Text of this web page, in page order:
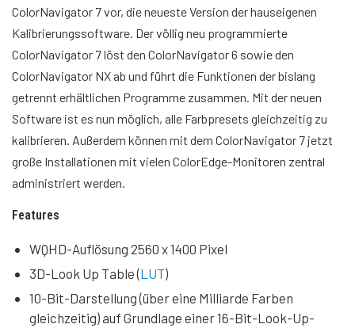
ColorNavigator 7 vor, die neueste Version der hauseigenen
Kalibrierungssoftware. Der völlig neu programmierte
ColorNavigator 7 löst den ColorNavigator 6 sowie den
ColorNavigator NX ab und führt die Funktionen der bislang
getrennt erhältlichen Programme zusammen. Mit der neuen
Software ist es nun möglich, alle Farbpresets gleichzeitig zu
kalibrieren. Außerdem können mit dem ColorNavigator 7 jetzt
große Installationen mit vielen ColorEdge-Monitoren zentral
administriert werden.
Features
WQHD-Auflösung 2560 x 1400 Pixel
3D-Look Up Table (LUT)
10-Bit-Darstellung (über eine Milliarde Farben
gleichzeitig) auf Grundlage einer 16-Bit-Look-Up-